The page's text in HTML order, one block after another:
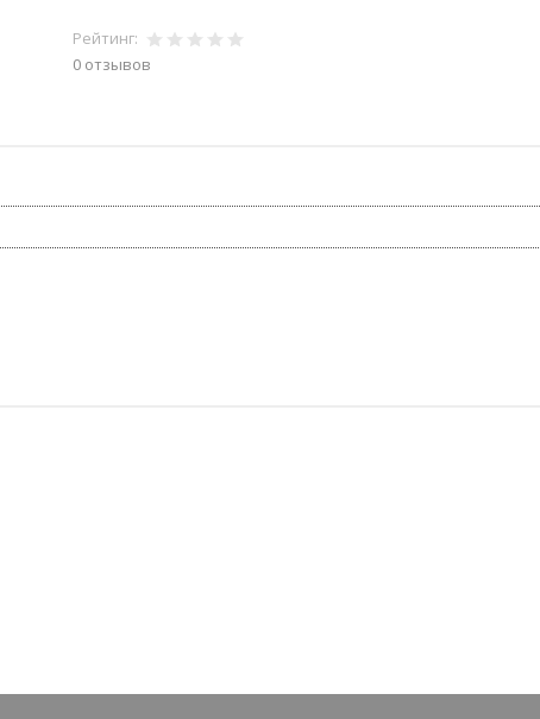
Рейтинг:
0 отзывов